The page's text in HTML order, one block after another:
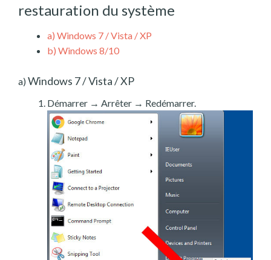
restauration du système
a) Windows 7 / Vista / XP
b) Windows 8/10
a) Windows 7 / Vista / XP
Démarrer → Arrêter → Redémarrer.